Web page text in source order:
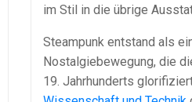
im Stil in die übrige
Steampunk entstand als
Nostalgiebewegung, die
19. Jahrhunderts